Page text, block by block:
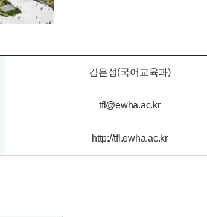
김은성(국어교육과)
tfl@ewha.ac.kr
http://tfl.ewha.ac.kr